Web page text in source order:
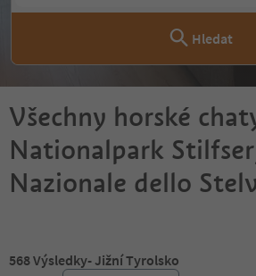
Hledat
Všechny horské
Nationalpark
Nazionale dello
568Výsledky- Jižní Tyrolsko